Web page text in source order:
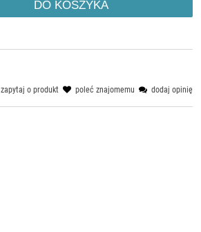
DO KOSZYKA
zapytaj o produkt poleć znajomemu dodaj opinię